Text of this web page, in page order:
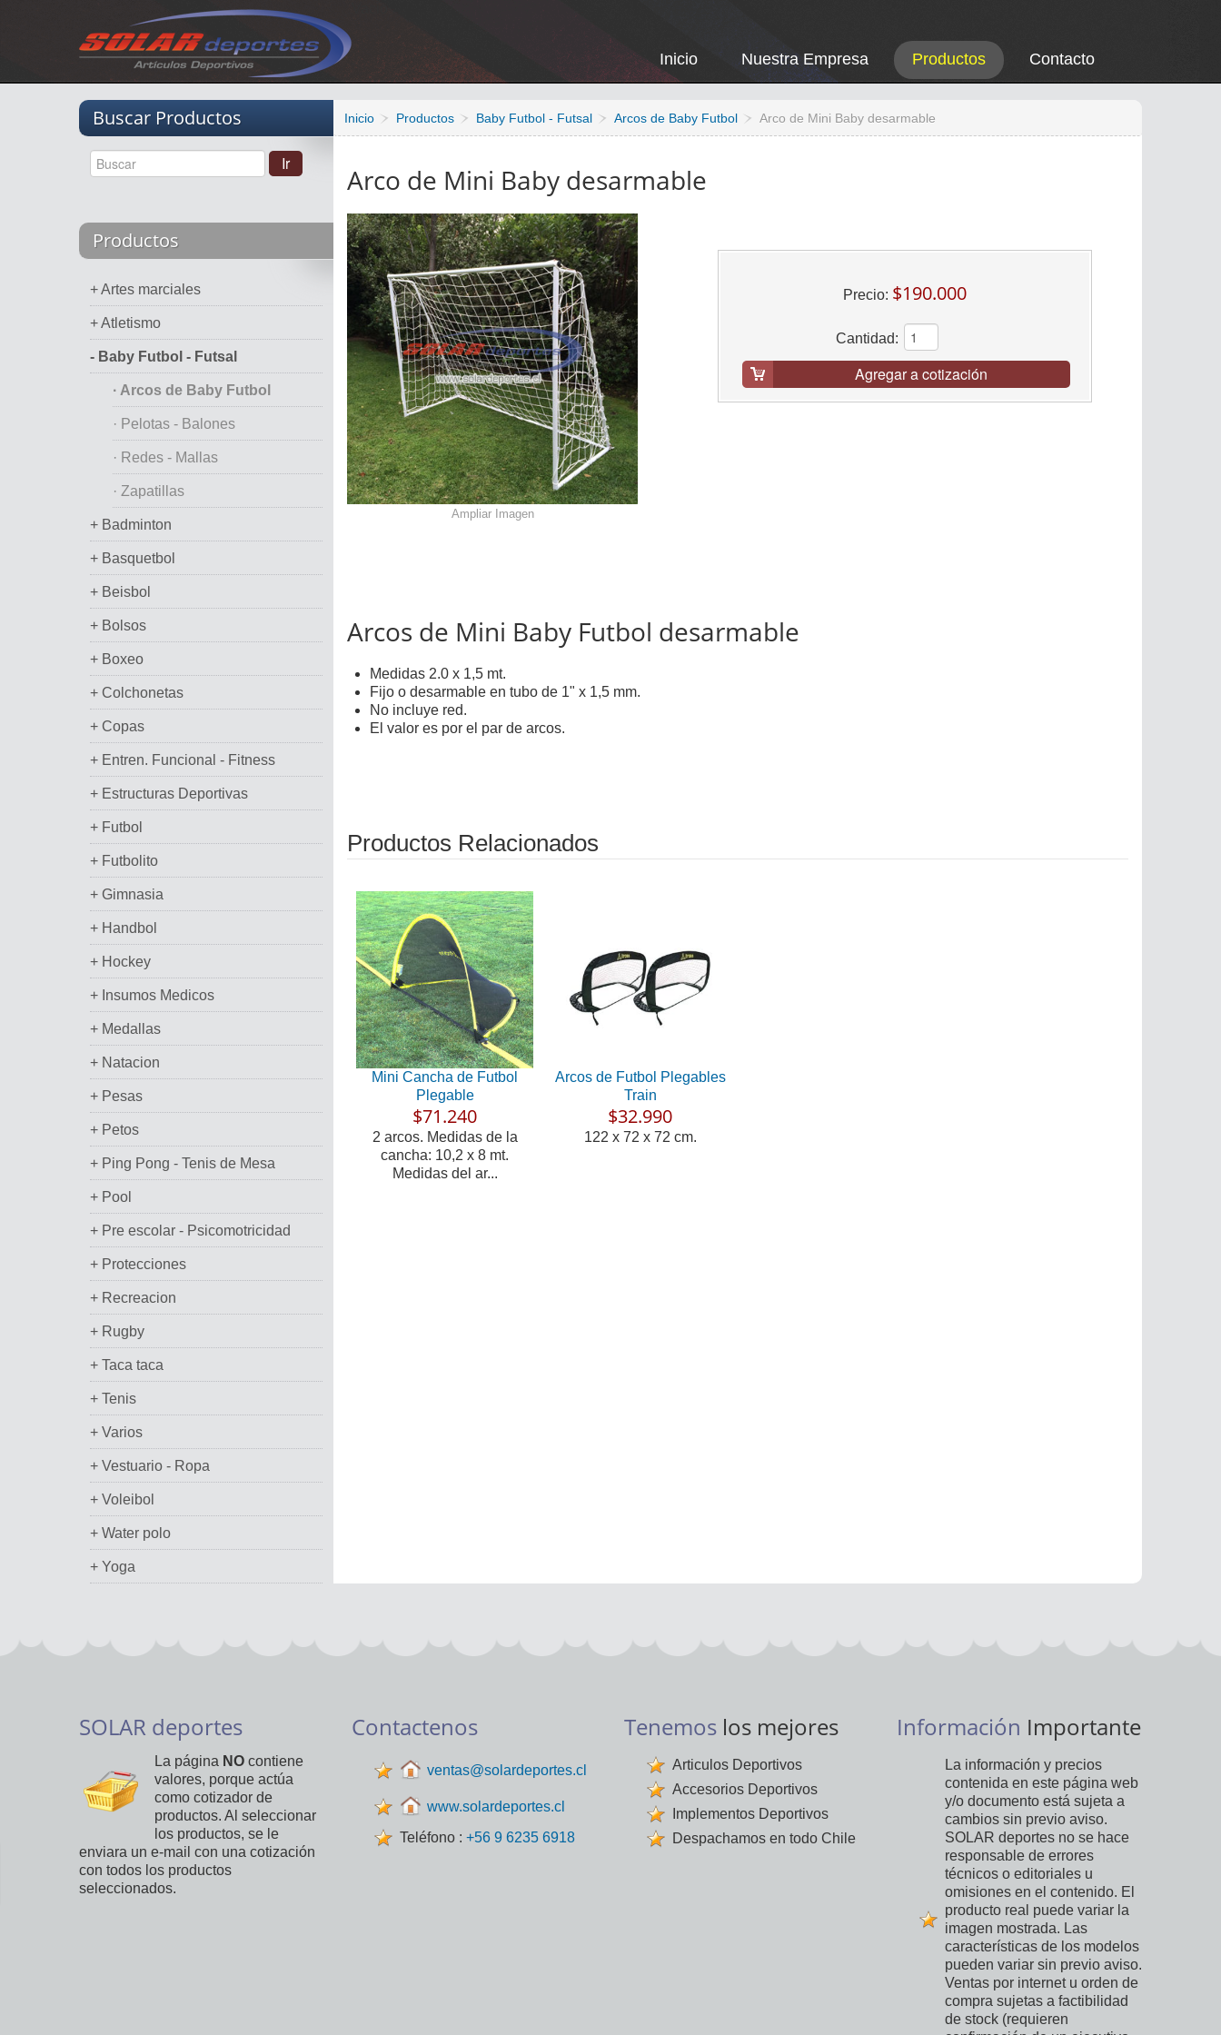
Inicio Nuestra Empresa Productos Contacto
Buscar Productos
Productos
+ Artes marciales
+ Atletismo
- Baby Futbol - Futsal
· Arcos de Baby Futbol
· Pelotas - Balones
· Redes - Mallas
· Zapatillas
+ Badminton
+ Basquetbol
+ Beisbol
+ Bolsos
+ Boxeo
+ Colchonetas
+ Copas
+ Entren. Funcional - Fitness
+ Estructuras Deportivas
+ Futbol
+ Futbolito
+ Gimnasia
+ Handbol
+ Hockey
+ Insumos Medicos
+ Medallas
+ Natacion
+ Pesas
+ Petos
+ Ping Pong - Tenis de Mesa
+ Pool
+ Pre escolar - Psicomotricidad
+ Protecciones
+ Recreacion
+ Rugby
+ Taca taca
+ Tenis
+ Varios
+ Vestuario - Ropa
+ Voleibol
+ Water polo
+ Yoga
Inicio Productos Baby Futbol - Futsal Arcos de Baby Futbol Arco de Mini Baby desarmable
Arco de Mini Baby desarmable
Precio: $190.000
Cantidad:
Agregar a cotización
Ampliar Imagen
Arcos de Mini Baby Futbol desarmable
Medidas 2.0 x 1,5 mt.
Fijo o desarmable en tubo de 1" x 1,5 mm.
No incluye red.
El valor es por el par de arcos.
Productos Relacionados
Mini Cancha de Futbol
Plegable
$71.240
2 arcos. Medidas de la
cancha: 10,2 x 8 mt.
Medidas del ar...
Arcos de Futbol Plegables
Train
$32.990
122 x 72 x 72 cm.
SOLAR deportes
La página NO contiene
valores, porque actúa
como cotizador de
productos. Al seleccionar
los productos, se le
enviara un e-mail con una cotización
con todos los productos
seleccionados.
Contactenos
ventas@solardeportes.cl
www.solardeportes.cl
Teléfono : +56 9 6235 6918
Tenemos los mejores
Articulos Deportivos
Accesorios Deportivos
Implementos Deportivos
Despachamos en todo Chile
Información Importante
La información y precios
contenida en este página web
y/o documento está sujeta a
cambios sin previo aviso.
SOLAR deportes no se hace
responsable de errores
técnicos o editoriales u
omisiones en el contenido. El
producto real puede variar la
imagen mostrada. Las
características de los modelos
pueden variar sin previo aviso.
Ventas por internet u orden de
compra sujetas a factibilidad
de stock (requieren